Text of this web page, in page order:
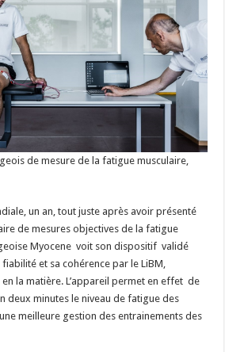
de mesure de la fatigue musculaire,
un an, tout juste après avoir présenté
de mesures objectives de la fatigue
Myocene voit son dispositif validé
et sa cohérence par le LiBM,
la matière. L’appareil permet en effet de
deux minutes le niveau de fatigue des
meilleure gestion des entrainements des